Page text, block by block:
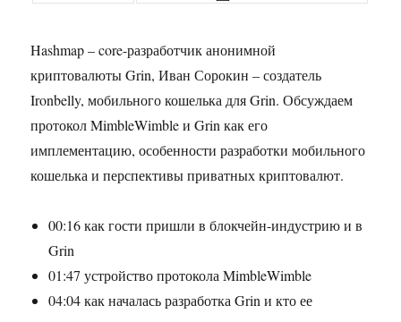
Hashmap – core-разработчик анонимной
криптовалюты Grin, Иван Сорокин – создатель
Ironbelly, мобильного кошелька для Grin. Обсуждаем
протокол MimbleWimble и Grin как его
имплементацию, особенности разработки мобильного
кошелька и перспективы приватных криптовалют.
00:16 как гости пришли в блокчейн-индустрию и в
Grin
01:47 устройство протокола MimbleWimble
04:04 как началась разработка Grin и кто ее